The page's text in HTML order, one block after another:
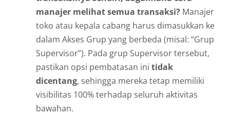
manajer melihat semua transaksi? Manajer
toko atau kepala cabang harus dimasukkan ke
dalam Akses Grup yang berbeda (misal: “Grup
Supervisor”). Pada grup Supervisor tersebut,
pastikan opsi pembatasan ini tidak
dicentang, sehingga mereka tetap memiliki
visibilitas 100% terhadap seluruh aktivitas
bawahan.